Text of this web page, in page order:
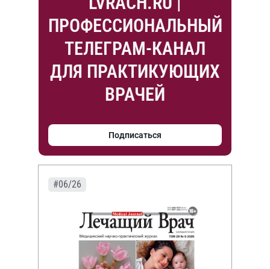
ПРОФЕССИОНАЛЬНЫЙ
ТЕЛЕГРАМ-КАНАЛ
ДЛЯ ПРАКТИКУЮЩИХ
ВРАЧЕЙ
Подписаться
#06/26